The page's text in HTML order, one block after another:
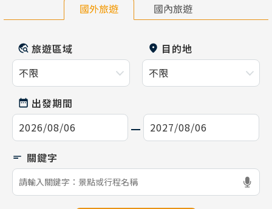
國外旅遊 國內旅遊
旅遊區域 目的地
出發期間